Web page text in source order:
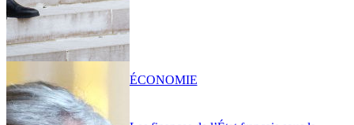
ÉCONOMIE